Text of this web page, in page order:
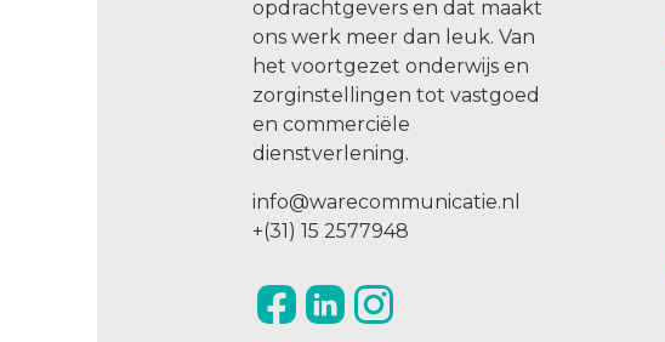
opdrachtgevers en dat maakt
ons werk meer dan leuk. Van
het voortgezet onderwijs en
zorginstellingen tot vastgoed
en commerciële
dienstverlening.
info@warecommunicatie.nl
+(31) 15 2577948